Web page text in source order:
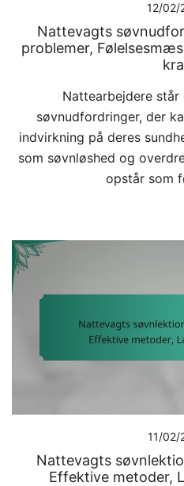
12/02/
Nattevagts
problemer,
Nattearbejdere
søvnudfordringer, der
indvirkning på deres
som søvnløshed og
opstår som
11/02/
Nattevagts
Effektive metoder,